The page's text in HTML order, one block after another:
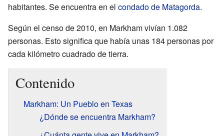
habitantes. Se encuentra en el condado de Matagorda.
Según el censo de 2010, en Markham vivían 1.082
personas. Esto significa que había unas 184 personas por
cada kilómetro cuadrado de tierra.
Contenido
Markham: Un Pueblo en Texas
¿Dónde se encuentra Markham?